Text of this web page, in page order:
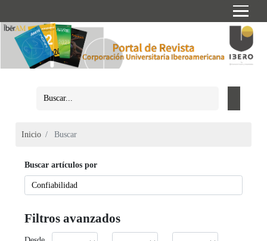
Inicio Buscar
Buscar artículos por
Filtros avanzados